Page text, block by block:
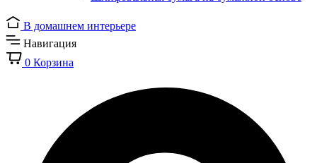
В домашнем интерьере
Навигация
0 Корзина